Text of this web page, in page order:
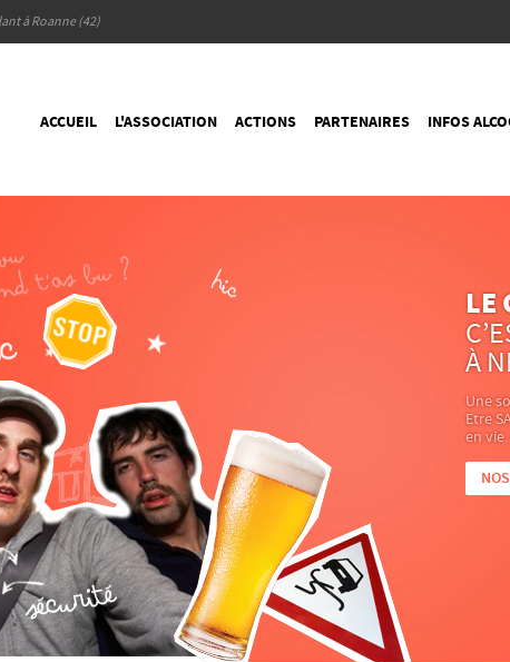
à Roanne (42)
ACCUEIL L'ASSOCIATION ACTIONS PARTENAIRES INFOS
LE
À
Une
Etre
en